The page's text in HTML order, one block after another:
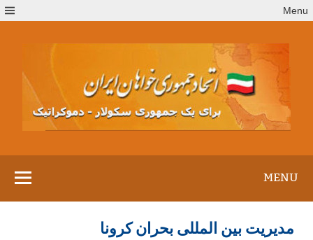
to
Menu
MENU
مدیریت بین المللی بحران کرونا